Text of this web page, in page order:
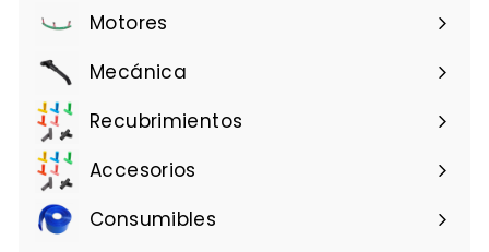
Motores
Mecánica
Recubrimientos
Accesorios
Consumibles